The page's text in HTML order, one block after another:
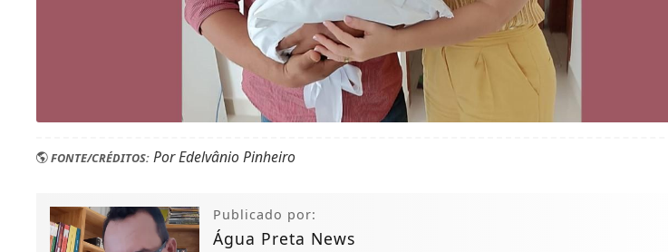
FONTE/CRÉDITOS: Por Edelvânio Pinheiro
Publicado por:
Água Preta News